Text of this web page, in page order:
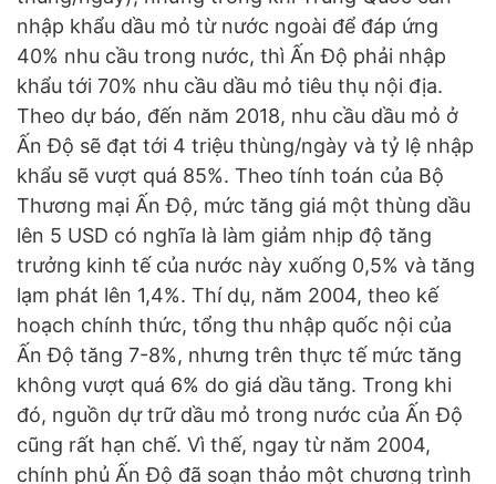
nhập khẩu dầu mỏ từ nước ngoài để đáp ứng
40% nhu cầu trong nước, thì Ấn Độ phải nhập
khẩu tới 70% nhu cầu dầu mỏ tiêu thụ nội địa.
Theo dự báo, đến năm 2018, nhu cầu dầu mỏ ở
Ấn Độ sẽ đạt tới 4 triệu thùng/ngày và tỷ lệ nhập
khẩu sẽ vượt quá 85%. Theo tính toán của Bộ
Thương mại Ấn Độ, mức tăng giá một thùng dầu
lên 5 USD có nghĩa là làm giảm nhịp độ tăng
trưởng kinh tế của nước này xuống 0,5% và tăng
lạm phát lên 1,4%. Thí dụ, năm 2004, theo kế
hoạch chính thức, tổng thu nhập quốc nội của
Ấn Độ tăng 7-8%, nhưng trên thực tế mức tăng
không vượt quá 6% do giá dầu tăng. Trong khi
đó, nguồn dự trữ dầu mỏ trong nước của Ấn Độ
cũng rất hạn chế. Vì thế, ngay từ năm 2004,
chính phủ Ấn Độ đã soạn thảo một chương trình